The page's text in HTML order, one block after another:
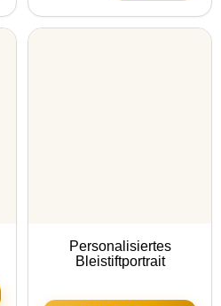
Personalisiertes
Bleistiftportrait